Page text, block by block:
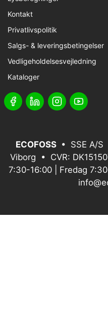
Kontakt
Privatlivspolitik
Salgs- & leveringsbetingelser
Vedligeholdelsesvejledning
Kataloger
ECOFOSS • SSE A/
Viborg • CVR:
7:30-16:00 | Fredag